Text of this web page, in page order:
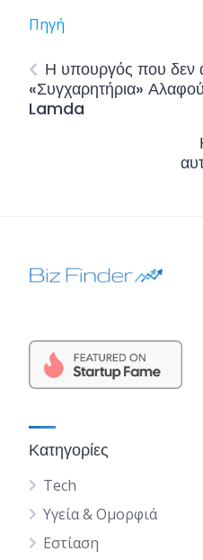
Πηγή
Η υπουργός που δεν
«Συγχαρητήρια»
Lamda
Κατηγορίες
Tech
Υγεία & Ομορφιά
Εστίαση